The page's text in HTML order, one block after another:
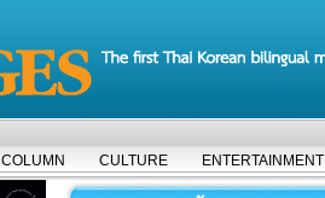
COLUMN CULTURE ENTERTAINMENT